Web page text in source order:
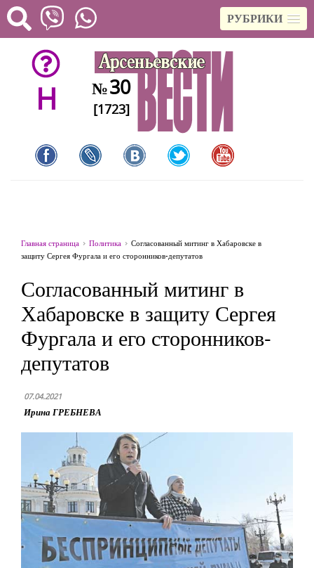
РУБРИКИ
H №30
[1723]
Главная страница Политика
Согласованный митинг в Хабаровске в
защиту Сергея Фургала и его сторонников-депутатов
Согласованный митинг в
Хабаровске в защиту Сергея
Фургала и его сторонников-
депутатов
07.04.2021
Ирина ГРЕБНЕВА